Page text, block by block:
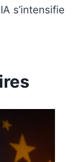
s’intensifie